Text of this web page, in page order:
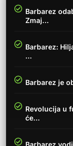
Barbarez
Zmaj…
Barbarez:
…
Barbarez je
Revolucija u
će…
Barbarez